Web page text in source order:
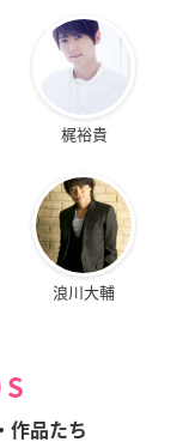
梶裕貴
浪川大輔
作品たち